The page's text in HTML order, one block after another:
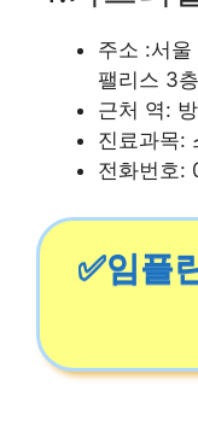
주소 :서울
팰리스 3
근처 역:
진료과목:
전화번호
✅임플